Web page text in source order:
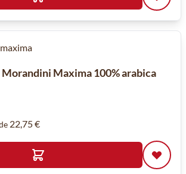
Morandini Maxima 100% arabica
22,75 €